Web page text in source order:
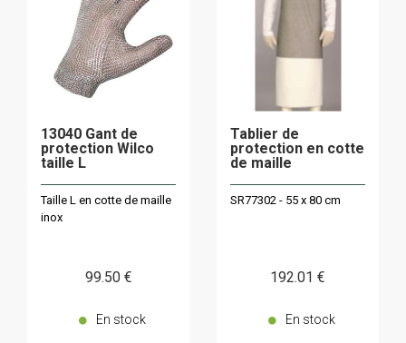
13040 Gant de
protection Wilco
taille L
Taille L en cotte de maille
inox
99.50 €
En stock
Tablier de
protection en cotte
de maille
SR77302 - 55 x 80 cm
192.01 €
En stock